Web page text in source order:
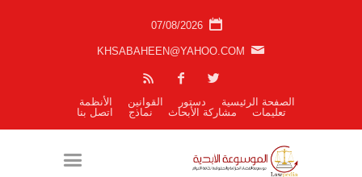
07/08/2026
KHSABAHEEN@YAHOO.COM
الصفحة الرئيسية دستور القوانين
الأنظمة
تعليمات
مشاركة الأبحاث نماذج اتصل بنا